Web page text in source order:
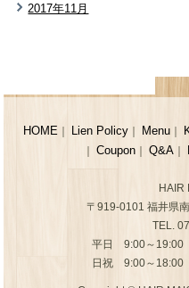
2017年11月
HOME ｜ Lien Policy｜ Menu｜
｜ Coupon ｜ Q&A ｜
HAIR
〒919-0101 福井県
TEL.
平日 9:00～19:00
日祝 9:00～18:00